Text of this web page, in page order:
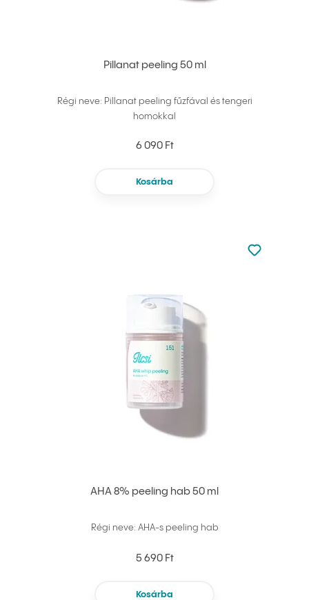
Pillanat peeling 50 ml
Régi neve: Pillanat peeling fűzfával és tengeri
homokkal
6 090 Ft
Kosárba
AHA 8% peeling hab 50 ml
Régi neve: AHA-s peeling hab
5 690 Ft
Kosárba
Nincsen
Hozzáadás